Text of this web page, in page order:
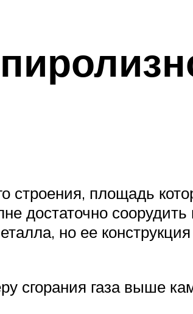
строения, площадь
достаточно
но ее
сгорания газа выше